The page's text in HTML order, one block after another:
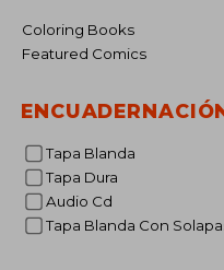
Coloring Books
Featured Comics
Tapa Blanda
Tapa Dura
Audio Cd
Tapa Blanda Con